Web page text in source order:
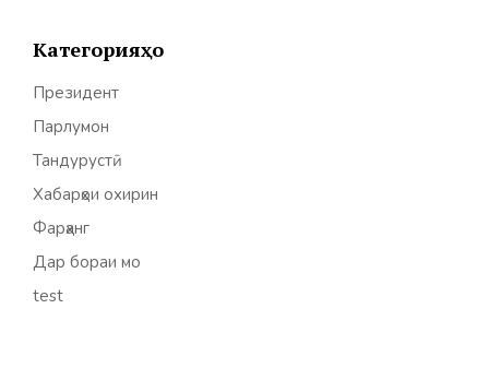
Категорияҳо
Президент
Парлумон
Тандурустӣ
Хабарҳои охирин
Фарҳанг
Дар бораи мо
test